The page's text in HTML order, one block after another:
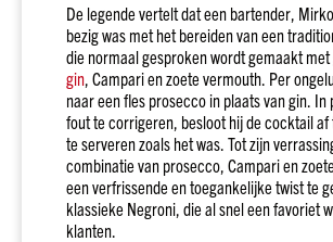
smaken
Land
Frankrijk
Spanje
Italië
Portugal
Griekenland
De legende vertelt dat een bartender,
bezig was met het bereiden van een
die normaal gesproken wordt gemaakt
gin , Campari en zoete vermouth. Per
naar een fles prosecco in plaats van gin. In
fout te corrigeren, besloot hij de cocktail af
te serveren zoals het was. Tot zijn
combinatie van prosecco, Campari en
een verfrissende en toegankelijke twist te
klassieke Negroni, die al snel een favoriet
klanten.